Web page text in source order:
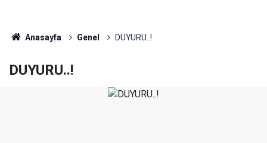
Anasayfa Genel DUYURU..!
DUYURU..!